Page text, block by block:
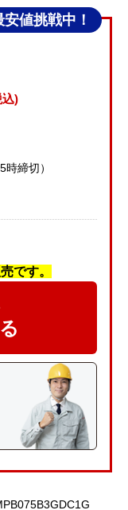
安値挑戦中！
込)
締切）
です。